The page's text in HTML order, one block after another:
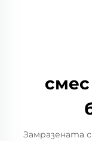
Замразената